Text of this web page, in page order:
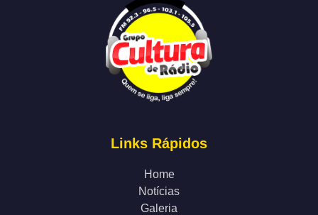
Links Rápidos
Home
Notícias
Galeria